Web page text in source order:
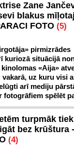
Zane
blakus
FOTO (5)
pirmizrādes
kuriozā situācijā
«Aija»
vakarā, uz kuru visi
arī mediju
fotogrāfiem spēlēt
turpmāk tiek
bez krūštura -
(4)